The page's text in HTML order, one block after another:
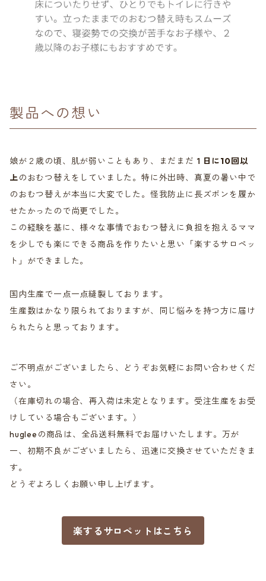
製品への想い
娘が２歳の頃、肌が弱いこともあり、まだまだ １日に10回以
上のおむつ替えをしていました。特に外出時、真夏の暑い中で
のおむつ替えが本当に大変でした。怪我防止に長ズボンを履か
せたかったので尚更でした。
この経験を基に、様々な事情でおむつ替えに負担を抱えるママ
を少しでも楽にできる商品を作りたいと思い「楽するサロペッ
ト」ができました。
国内生産で一点一点縫製しております。
生産数はかなり限られておりますが、同じ悩みを持つ方に届け
られたらと思っております。
ご不明点がございましたら、どうぞお気軽にお問い合わせくだ
さい。
（在庫切れの場合、再入荷は未定となります。受注生産をお受
けしている場合もございます。）
hugleeの商品は、全品送料無料でお届けいたします。万が
一、初期不良がございましたら、迅速に交換させていただきま
す。
どうぞよろしくお願い申し上げます。
楽するサロペットはこちら